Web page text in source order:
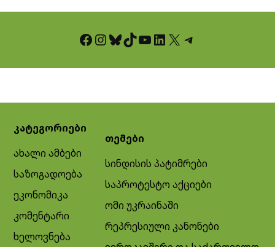
Facebook InstagramBluesky TikTok YouTube LinkedIn X Telegram
კატეგორიები
ახალი ამბები
საზოგადოება
ეკონომიკა
კომენტარი
ხელოვნება
თემები
სინდისის პატიმრები
საპროტესტო აქციები
ომი უკრაინაში
რეპრესიული კანონები